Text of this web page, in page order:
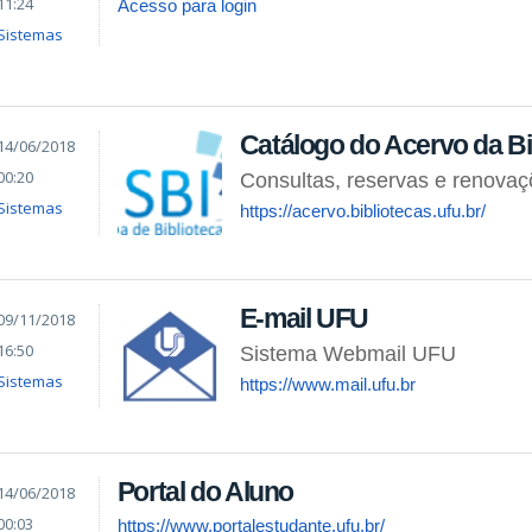
Acesso para login
06/2018
Catálogo do Acervo da
Consultas, reservas e
https://acervo.bibliotecas.ufu.br/
11/2018
E-mail UFU
Sistema Webmail UFU
https://www.mail.ufu.br
06/2018
Portal do Aluno
https://www.portalestudante.ufu.br/